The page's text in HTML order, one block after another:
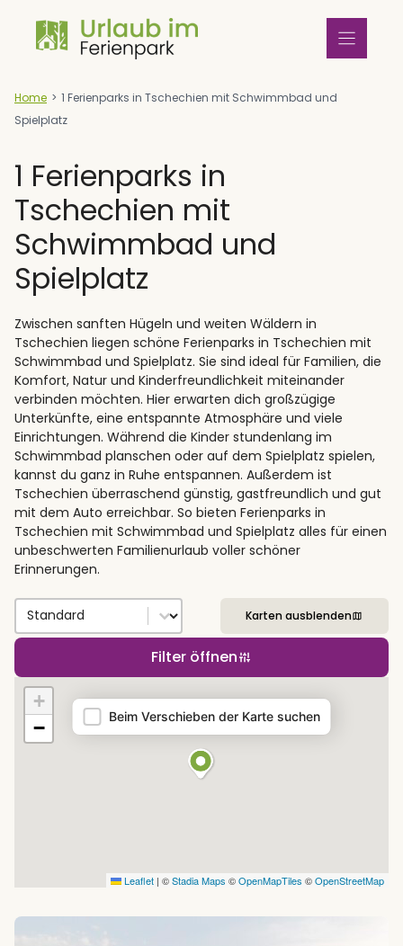
Inhalt
springen
Home > 1 Ferienparks in Tschechien mit Schwimmbad und
Spielplatz
1 Ferienparks in
Tschechien mit
Schwimmbad und
Spielplatz
Zwischen sanften Hügeln und weiten Wäldern in
Tschechien liegen schöne Ferienparks in Tschechien mit
Schwimmbad und Spielplatz. Sie sind ideal für Familien, die
Komfort, Natur und Kinderfreundlichkeit miteinander
verbinden möchten. Hier erwarten dich großzügige
Unterkünfte, eine entspannte Atmosphäre und viele
Einrichtungen. Während die Kinder stundenlang im
Schwimmbad planschen oder auf dem Spielplatz spielen,
kannst du ganz in Ruhe entspannen. Außerdem ist
Tschechien überraschend günstig, gastfreundlich und gut
mit dem Auto erreichbar. So bieten Ferienparks in
Tschechien mit Schwimmbad und Spielplatz alles für einen
unbeschwerten Familienurlaub voller schöner
Erinnerungen.
Filter öffnen
Sort by
Sort content Karten ausblenden
Map
+
−
Leaflet | ©Stadia Maps ©OpenMapTiles ©OpenStreetMap
Beim Verschieben der Karte suchen